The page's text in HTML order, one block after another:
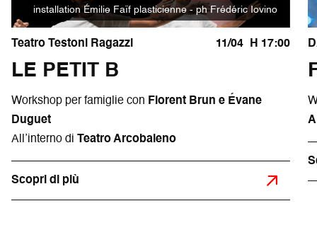
installation Émilie Faïf plasticienne - ph Frédéric Iovino
Teatro Testoni Ragazzi 11/04 H 17:00
LE PETIT B
Workshop per famiglie con Florent Brun e Évane
Duguet
All’interno di Teatro Arcobaleno
Scopri di più